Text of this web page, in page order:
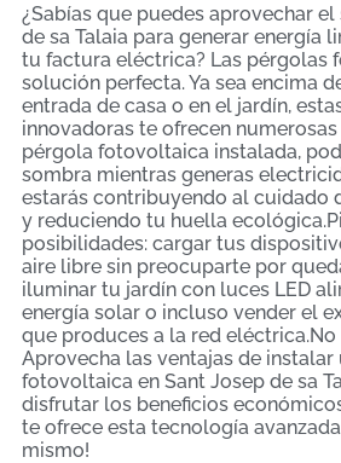
¿Sabías que puedes aprovechar
de sa Talaia para generar energía
tu factura eléctrica? Las pérgolas
solución perfecta. Ya sea encima
entrada de casa o en el jardín,
innovadoras te ofrecen
pérgola fotovoltaica instalada,
sombra mientras generas
estarás contribuyendo al cuidado
y reduciendo tu huella
posibilidades: cargar tus
aire libre sin preocuparte por
iluminar tu jardín con luces LED
energía solar o incluso vender el
que produces a la red eléctrica.No
Aprovecha las ventajas de instalar
fotovoltaica en Sant Josep de sa
disfrutar los beneficios
te ofrece esta tecnología
mismo!